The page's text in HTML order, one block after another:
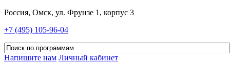
Россия, Омск, ул. Фрунзе 1, корпус 3
+7 (495) 105-96-04
Напишите нам Личный кабинет